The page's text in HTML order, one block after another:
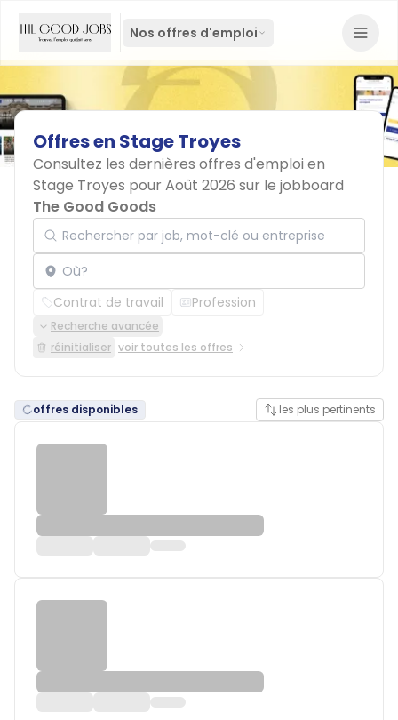
Nos offres d'emploi
Offresen StageTroyes
Consultez les dernières offres d'emploi en
Stage Troyes pour Août 2026 sur le jobboard
The Good Goods
Rechercher par job, mot-clé ou entreprise
Localisation
Contrat de travail Profession
Recherche avancée
réinitialiser voir toutes les offres
offres disponibles les plus pertinents